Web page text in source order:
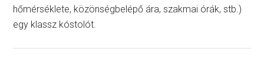
hőmérséklete, közönségbelépő ára, szakmai órák, stb.)
egy klassz kóstolót.